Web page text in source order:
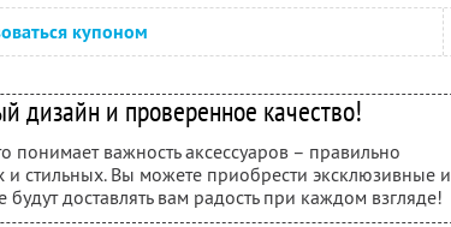
купоном
дизайн и проверенное качество!
понимает важность аксессуаров – правильно
стильных. Вы можете приобрести эксклюзивные и
доставлять вам радость при каждом взгляде!